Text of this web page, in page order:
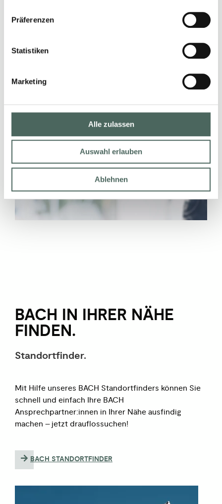
Präferenzen
Statistiken
Marketing
Alle zulassen
Auswahl erlauben
Ablehnen
BACH-Partner und lassen Sie uns als Team
BACH IN IHRER NÄHE
FINDEN.
Standortfinder.
Mit Hilfe unseres BACH Standortfinders können Sie
schnell und einfach Ihre BACH
Ansprechpartner:innen in Ihrer Nähe ausfindig
machen – jetzt drauflossuchen!
BACH STANDORTFINDER